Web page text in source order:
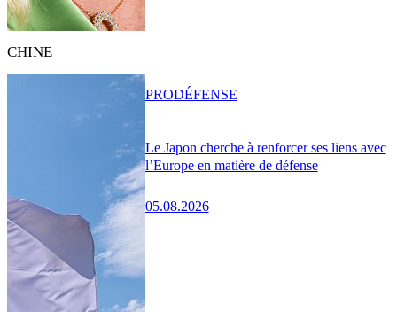
CHINE
Le Japon cherche à renforcer ses liens avec
l’Europe en matière de défense
05.08.2026
PRODÉFENSE